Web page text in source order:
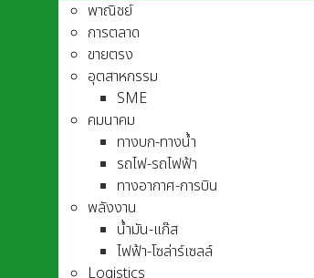
พาณิชย์
การตลาด
ขายตรง
อุตสาหกรรม
SME
คมนาคม
ทางบก-ทางน้ำ
รถไฟ-รถไฟฟ้า
ทางอากาศ-การบิน
พลังงาน
น้ำมัน-แก๊ส
ไฟฟ้า-โซล่าร์เซลล์
Logistics